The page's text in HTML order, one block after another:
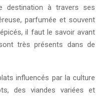
destination à travers ses
parfumée et souvent
il faut le savoir avant
très présents dans de
influencés par la culture
des viandes variées et